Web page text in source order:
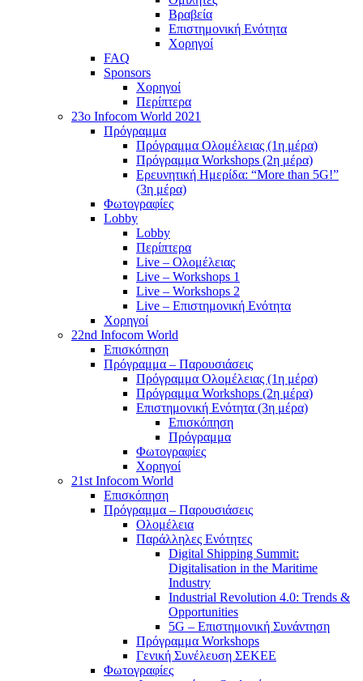
Βραβεία
Επιστημονική Ενότητα
Χορηγοί
FAQ
Sponsors
Χορηγοί
Περίπτερα
23o Infocom World 2021
Πρόγραμμα
Πρόγραμμα Ολομέλειας (1η μέρα)
Πρόγραμμα Workshops (2η μέρα)
Ερευνητική Ημερίδα: “More than 5G!”
(3η μέρα)
Φωτογραφίες
Lobby
Lobby
Περίπτερα
Live – Ολομέλειας
Live – Workshops 1
Live – Workshops 2
Live – Επιστημονική Ενότητα
Χορηγοί
22nd Infocom World
Επισκόπηση
Πρόγραμμα – Παρουσιάσεις
Πρόγραμμα Ολομέλειας (1η μέρα)
Πρόγραμμα Workshops (2η μέρα)
Επιστημονική Ενότητα (3η μέρα)
Επισκόπηση
Πρόγραμμα
Φωτογραφίες
Χορηγοί
21st Infocom World
Επισκόπηση
Πρόγραμμα – Παρουσιάσεις
Ολομέλεια
Παράλληλες Ενότητες
Digital Shipping Summit:
Digitalisation in the Maritime
Industry
Industrial Revolution 4.0: Trends &
Opportunities
5G – Επιστημονική Συνάντηση
Πρόγραμμα Workshops
Γενική Συνέλευση ΣΕΚΕΕ
Φωτογραφίες